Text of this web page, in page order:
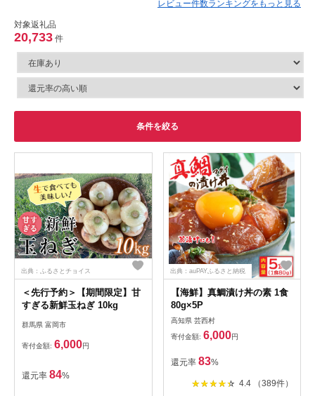
レビュー件数ランキングをもっと見る
対象返礼品
20,733 件
条件を絞る
出典：ふるさとチョイス
＜先行予約＞【期間限定】甘
すぎる新鮮玉ねぎ 10kg
群馬県 富岡市
寄付金額: 6,000円
還元率 84%
出典：auPAYふるさと納税
【海鮮】真鯛漬け丼の素 1食
80g×5P
高知県 芸西村
寄付金額: 6,000円
還元率 83%
4.4 （389件）